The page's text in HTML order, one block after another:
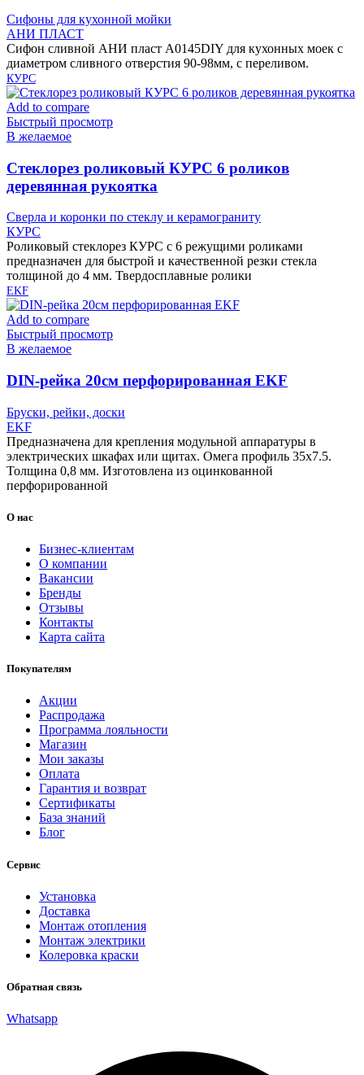
Сифоны для кухонной мойки
АНИ ПЛАСТ
Сифон сливной АНИ пласт A0145DIY для кухонных моек с
диаметром сливного отверстия 90-98мм, с переливом.
КУРС
Add to compare
Быстрый просмотр
В желаемое
Cтеклорез роликовый КУРС 6 роликов
деревянная рукоятка
Сверла и коронки по стеклу и керамограниту
КУРС
Роликовый стеклорез КУРС с 6 режущими роликами
предназначен для быстрой и качественной резки стекла
толщиной до 4 мм. Твердосплавные ролики
EKF
Add to compare
Быстрый просмотр
В желаемое
DIN-рейка 20см перфорированная EKF
Бруски, рейки, доски
EKF
Предназначена для крепления модульной аппаратуры в
электрических шкафах или щитах. Омега профиль 35х7.5.
Толщина 0,8 мм. Изготовлена из оцинкованной
перфорированной
О нас
Бизнес-клиентам
О компании
Вакансии
Бренды
Отзывы
Контакты
Карта сайта
Покупателям
Акции
Распродажа
Программа лояльности
Магазин
Мои заказы
Оплата
Гарантия и возврат
Сертификаты
База знаний
Блог
Сервис
Установка
Доставка
Монтаж отопления
Монтаж электрики
Колеровка краски
Обратная связь
Whatsapp